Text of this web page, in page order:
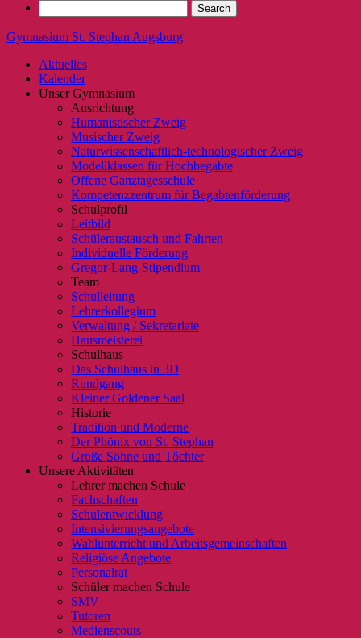
Gymnasium St. Stephan Augsburg
Aktuelles
Kalender
Unser Gymnasium
Ausrichtung
Humanistischer Zweig
Musischer Zweig
Naturwissenschaftlich-technologischer Zweig
Modellklassen für Hochbegabte
Offene Ganztagesschule
Kompetenzzentrum für Begabtenförderung
Schulprofil
Leitbild
Schüleraustausch und Fahrten
Individuelle Förderung
Gregor-Lang-Stipendium
Team
Schulleitung
Lehrerkollegium
Verwaltung / Sekretariate
Hausmeisterei
Schulhaus
Das Schulhaus in 3D
Rundgang
Kleiner Goldener Saal
Historie
Tradition und Moderne
Der Phönix von St. Stephan
Große Söhne und Töchter
Unsere Aktivitäten
Lehrer machen Schule
Fachschaften
Schulentwicklung
Intensivierungsangebote
Wahlunterricht und Arbeitsgemeinschaften
Religiöse Angebote
Personalrat
Schüler machen Schule
SMV
Tutoren
Medienscouts